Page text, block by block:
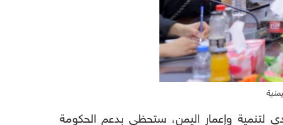
لتنمية وإعمار اليمن، ستحظى بدعم الحكومة